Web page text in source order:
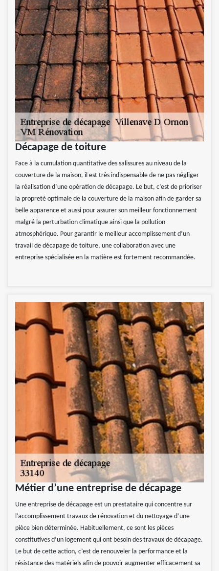
Décapage de toiture
Face à la cumulation quantitative des salissures au niveau de la
couverture de la maison, il est très indispensable de ne pas négliger
la réalisation d’une opération de décapage. Le but, c’est de prioriser
la propreté optimale de la couverture de la maison afin de garder sa
belle apparence et aussi pour assurer son meilleur fonctionnement
malgré la perturbation climatique ainsi que la pollution
atmosphérique. Pour garantir le meilleur accomplissement d’un
travail de décapage de toiture, une collaboration avec une
entreprise spécialisée en la matière est fortement recommandée.
Métier d’une entreprise de décapage
Une entreprise de décapage est un prestataire qui concentre sur
l’accomplissement travaux de rénovation et du nettoyage d’une
pièce bien déterminée. Habituellement, ce sont les pièces
constitutives d’un logement qui ont besoin des travaux de décapage.
Le but de cette action, c’est de renouveler la performance et la
résistance des matériels afin de pouvoir augmenter efficacement sa